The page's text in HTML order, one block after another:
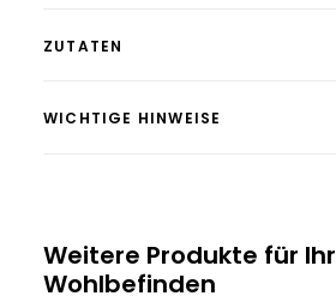
ZUTATEN
WICHTIGE HINWEISE
Weitere Produkte für Ihr
Wohlbefinden